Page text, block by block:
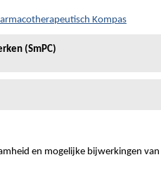
Kompas
(SmPC)
en mogelijke bijwerkingen